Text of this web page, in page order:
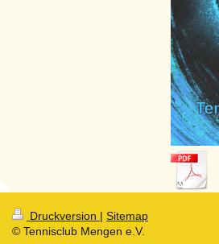
Druckversion | Sitemap
© Tennisclub Mengen e.V.